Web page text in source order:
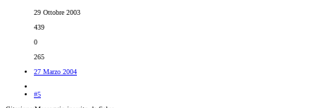
29 Ottobre 2003
439
0
265
27 Marzo 2004
#5